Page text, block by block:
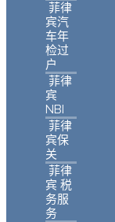
菲律
宾汽
车年
检过
户
菲律
宾
NBI
菲律
宾保
关
菲律
宾 税
务服
务